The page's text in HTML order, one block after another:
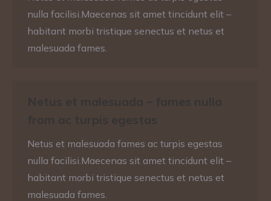
nulla facilisi.Maecenas sit amet tincidunt elit –
habitant morbi tristique senectus et netus et
malesuada fames.
Netus et malesuada – fames nulla
from ac turpis egestas
Netus et malesuada fames ac turpis egestas
nulla facilisi.Maecenas sit amet tincidunt elit –
habitant morbi tristique senectus et netus et
malesuada fames.